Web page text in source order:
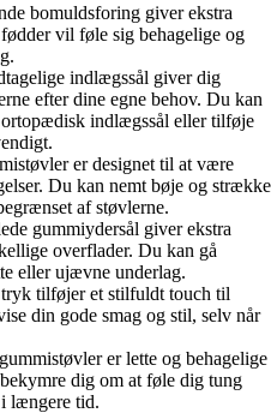
bomuldsforing giver ekstra
vil føle sig behagelige og
indlægssål giver dig
efter dine egne behov. Du kan
ortopædisk indlægssål eller tilføje
er designet til at være
Du kan nemt bøje og strække
af støvlerne.
gummiydersål giver ekstra
overflader. Du kan gå
eller ujævne underlag.
tilføjer et stilfuldt touch til
din gode smag og stil, selv når
er lette og behagelige
dig om at føle dig tung
længere tid.